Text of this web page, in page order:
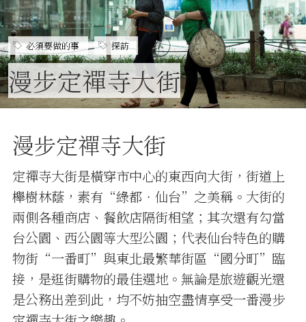
必須要做的事 探訪
漫步定禪寺大街
漫步定禪寺大街
定禪寺大街是橫穿市中心的東西向大街，街道上
櫸樹林蔭，素有“綠都‧仙台”之美稱。大街的
兩側各種商店、餐飲店隔街相望；其次還有勾當
台公園、西公園等大型公園；代表仙台特色的購
物街“一番町”與東北最繁華街區“國分町”臨
接，是逛街購物的最佳選地。無論是旅遊觀光還
是公務出差到此，均不妨抽空盡情享受一番漫步